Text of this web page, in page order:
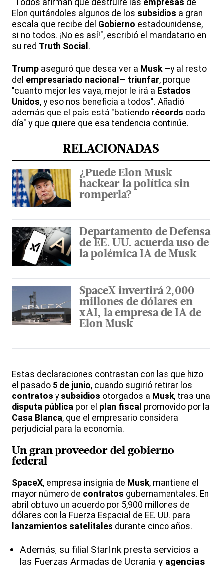
"Todos afirman que destruiré las empresas de
Elon quitándoles algunos de los subsidios a gran
escala que recibe del Gobierno estadounidense,
si no todos. ¡No es así!", escribió el mandatario en
su red Truth Social .
Trump aseguró que desea ver a Musk—y al resto
del empresariado nacional — triunfar, porque
"cuanto mejor les vaya, mejor le irá a Estados
Unidos, y eso nos beneficia a todos". Añadió
además que el país está "batiendo récords cada
día" y que quiere que esa tendencia continúe.
RELACIONADAS
¿Puede Elon Musk
hackear la política sin
romperla?
Departamento de Defensa
de EE. UU. acuerda uso de
la polémica IA de Musk
SpaceX invertirá 2,000
millones de dólares en
xAI, la empresa de IA de
Elon Musk
Estas declaraciones contrastan con las que hizo
el pasado 5 de junio, cuando sugirió retirar los
contratos y subsidios otorgados a Musk, tras una
disputa pública por el plan fiscal promovido por la
Casa Blanca, que el empresario considera
perjudicial para la economía.
Un gran proveedor del gobierno
federal
SpaceX, empresa insignia de Musk, mantiene el
mayor número de contratos gubernamentales. En
abril obtuvo un acuerdo por 5,900 millones de
dólares con la Fuerza Espacial de EE. UU. para
lanzamientos satelitales durante cinco años.
Además, su filial Starlink presta servicios a
las Fuerzas Armadas de Ucrania y agencias